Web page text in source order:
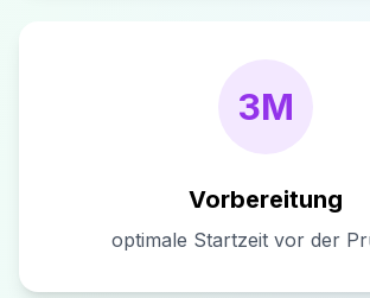
3M
Vorbereitung
optimale Startzeit vor der